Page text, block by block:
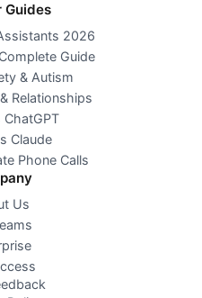
Guides
2026
Guide
& Autism
Relationships
ChatGPT
Claude
Phone Calls
Us